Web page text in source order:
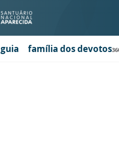
guia família dos devotos